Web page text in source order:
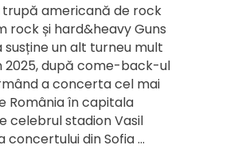
trupă americană de rock
rock și hard&heavy Guns
susține un alt turneu mult
după come-back-ul
a concerta cel mai
România în capitala
celebrul stadion Vasil
concertului din Sofia